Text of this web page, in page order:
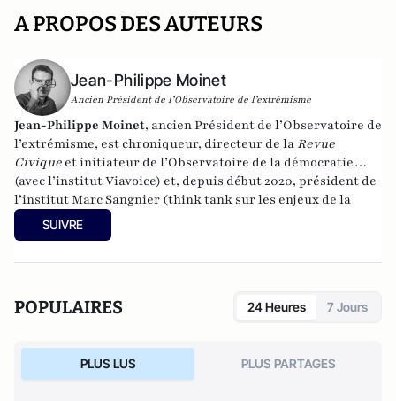
A PROPOS DES AUTEURS
Jean-Philippe Moinet
Ancien Président de l’Observatoire de l’extrémisme
Jean-Philippe Moinet, ancien Président de l’Observatoire de
l’extrémisme, est chroniqueur, directeur de la Revue
Civique etinitiateur de l’Observatoire de la démocratie
(avec l’institut Viavoice) et, depuis début 2020, président de
l’institut Marc Sangnier (think tank sur les enjeux de la
démocratie).
Son compte Twitter :
SUIVRE
POPULAIRES 24 Heures 7 Jours
PLUS LUS PLUS PARTAGES